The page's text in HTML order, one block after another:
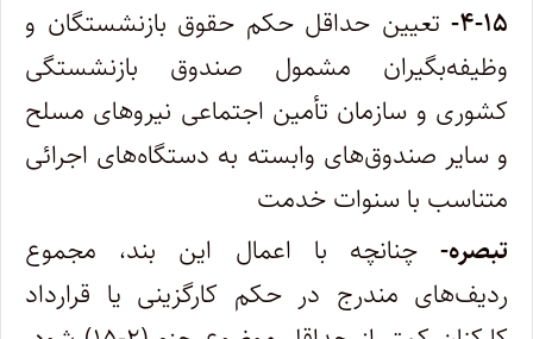
۴-۱۵- تعیین حداقل حکم حقوق بازنشستگان و
وظیفه‌بگیران مشمول صندوق بازنشستگی
کشوری و سازمان تأمین اجتماعی نیروهای مسلح
و سایر صندوق‌های وابسته به دستگاه‌های اجرائی
متناسب با سنوات خدمت
تبصره- چنانچه با اعمال این بند، مجموع
ردیف‌های مندرج در حکم کارگزینی یا قرارداد